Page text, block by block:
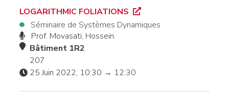
LOGARITHMIC FOLIATIONS
Séminaire de Systèmes Dynamiques
Prof. Movasati, Hossein
Bâtiment 1R2
207
25 Juin 2022, 10:30 → 12:30